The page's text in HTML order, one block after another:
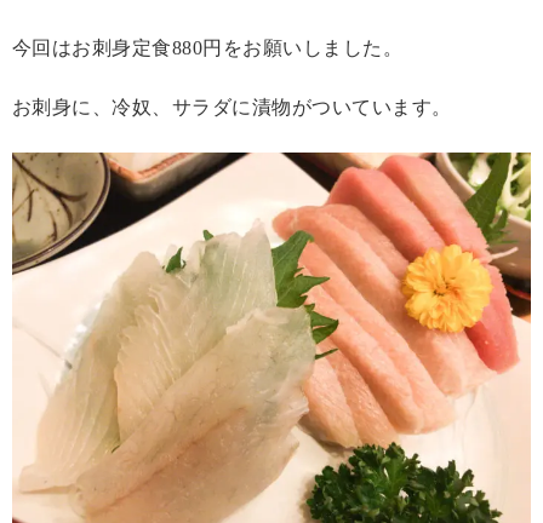
今回はお刺身定食880円をお願いしました。
お刺身に、冷奴、サラダに漬物がついています。